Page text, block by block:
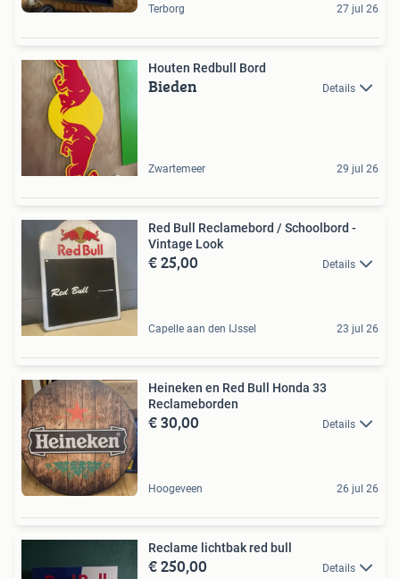
Terborg 27 jul 26
Houten Redbull Bord
Bieden Details
Zwartemeer 29 jul 26
Red Bull Reclamebord / Schoolbord -
Vintage Look
€ 25,00 Details
Capelle aan den IJssel 23 jul 26
Heineken en Red Bull Honda 33
Reclameborden
€ 30,00 Details
Hoogeveen 26 jul 26
Reclame lichtbak red bull
€ 250,00 Details